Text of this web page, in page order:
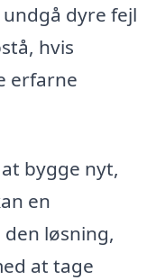
dyre fejl
hvis
erfarne
bygge nyt,
en
løsning,
at tage